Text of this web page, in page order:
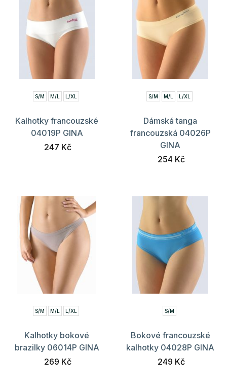
S/M M/L L/XL
Kalhotky francouzské
04019P GINA
247 Kč
S/M M/L L/XL
Dámská tanga
francouzská 04026P
GINA
254 Kč
S/M M/L L/XL
Kalhotky bokové
brazilky 06014P GINA
269 Kč
S/M
Bokové francouzské
kalhotky 04028P GINA
249 Kč